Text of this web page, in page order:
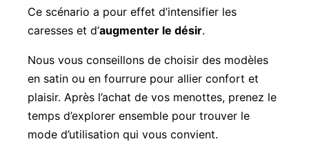
Ce scénario a pour effet d’intensifier les
caresses et d’augmenter le désir.
Nous vous conseillons de choisir des modèles
en satin ou en fourrure pour allier confort et
plaisir. Après l’achat de vos menottes, prenez le
temps d’explorer ensemble pour trouver le
mode d’utilisation qui vous convient.